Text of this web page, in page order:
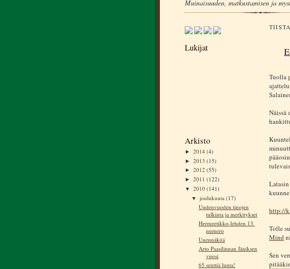
Muinaisuuden, matkustamisen ja
Lukijat
Arkisto
► 2014 (4)
► 2013 (15)
► 2012 (55)
► 2011 (122)
▼ 2010 (141)
▼joulukuuta(17)
Uudenvuoden tinojen
tulkinta ja merkitykset
Hermeetikko-lehden 13.
numero
Unennäköä
Arto Paasilinnan Jäniksen
vuosi
65 senttiä lunta!
Tuolla
Näissä
http://
Tolle
Mind
Sen